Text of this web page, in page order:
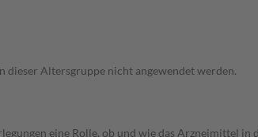
dieser Altersgruppe nicht angewendet werden.
eine Rolle, ob und wie das Arzneimittel